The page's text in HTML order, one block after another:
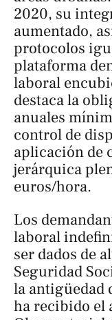
2020, su
aumentado,
protocolos
plataforma
laboral
destaca la
anuales
control de
aplicación de
jerárquica
euros/hora.
Los
laboral
ser dados de
Seguridad
la antigüedad
ha recibido el